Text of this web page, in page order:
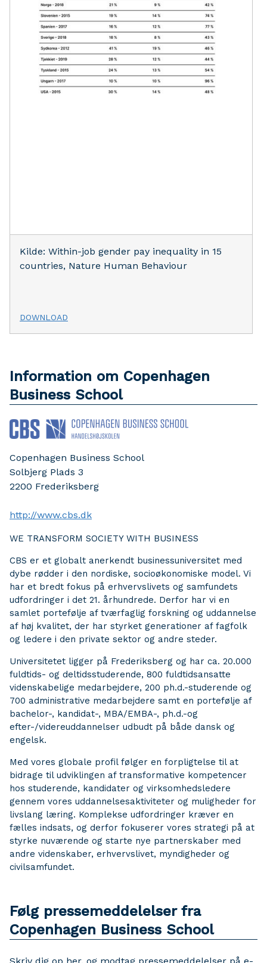
Kilde: Within-job gender pay inequality in 15
countries, Nature Human Behaviour
DOWNLOAD
Information om Copenhagen
Business School
Copenhagen Business School
Solbjerg Plads 3
2200 Frederiksberg
http://www.cbs.dk
WE TRANSFORM SOCIETY WITH BUSINESS
CBS er et globalt anerkendt businessuniversitet med
dybe rødder i den nordiske, socioøkonomiske model. Vi
har et bredt fokus på erhvervslivets og samfundets
udfordringer i det 21. århundrede. Derfor har vi en
samlet portefølje af tværfaglig forskning og uddannelse
af høj kvalitet, der har styrket generationer af fagfolk
og ledere i den private sektor og andre steder.
Universitetet ligger på Frederiksberg og har ca. 20.000
fuldtids- og deltidsstuderende, 800 fuldtidsansatte
videnskabelige medarbejdere, 200 ph.d.-studerende og
700 administrative medarbejdere samt en portefølje af
bachelor-, kandidat-, MBA/EMBA-, ph.d.-og
efter-/videreuddannelser udbudt på både dansk og
engelsk.
Med vores globale profil følger en forpligtelse til at
bidrage til udviklingen af transformative kompetencer
hos studerende, kandidater og virksomhedsledere
gennem vores uddannelsesaktiviteter og muligheder for
livslang læring. Komplekse udfordringer kræver en
fælles indsats, og derfor fokuserer vores strategi på at
styrke nuværende og starte nye partnerskaber med
andre videnskaber, erhvervslivet, myndigheder og
civilsamfundet.
Følg pressemeddelelser fra
Copenhagen Business School